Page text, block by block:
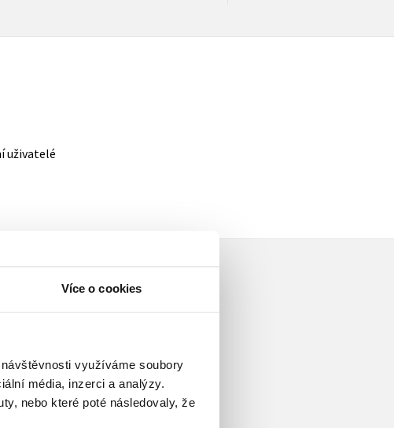
Více o cookies
využíváme soubory
média, inzerci a analýzy.
nebo které poté následovaly, že
uživatelé
a horami, ale pak se zamiloval do
na pobřeží oceánu v Austrálii a oba